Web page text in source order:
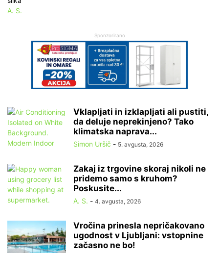
A. S.
Sponzorirano
Vklapljati in izklapljati ali pustiti,
da deluje neprekinjeno? Tako
klimatska naprava...
Simon Uršič - 5. avgusta, 2026
Zakaj iz trgovine skoraj nikoli ne
pridemo samo s kruhom?
Poskusite...
A. S. - 4. avgusta, 2026
Vročina prinesla nepričakovano
ugodnost v Ljubljani: vstopnine
začasno ne bo!